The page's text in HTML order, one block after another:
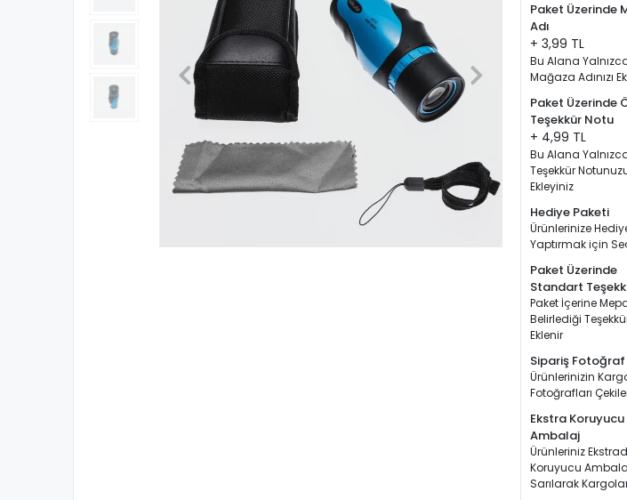
Paket Üzerinde
Adı
+ 3,99 TL
Bu Alana
Mağaza Adınızı
Paket Üzerinde
Teşekkür Notu
+ 4,99 TL
Bu Alana
Teşekkür
Ekleyiniz
Hediye Paketi
Ürünlerinize
Yaptırmak için
Paket Üzerinde
Standart
Paket İçerine
Belirlediği
Eklenir
Sipariş
Ürünlerinizin
Fotoğrafları
Ekstra Koruyucu
Ambalaj
Ürünleriniz
Koruyucu
Sarılarak